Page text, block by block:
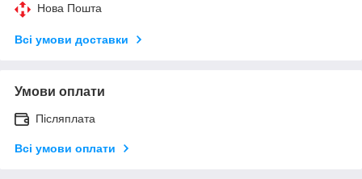
Нова Пошта
Всі умови доставки
Умови оплати
Післяплата
Всі умови оплати